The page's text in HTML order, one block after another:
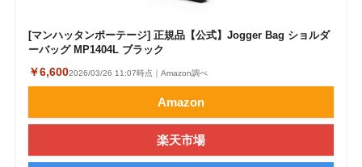
[マンハッタンポーテージ] 正規品【公式】Jogger Bag ショルダ
ーバッグ MP1404L ブラック
￥6,6002026/03/26 11:07時点｜Amazon調べ
Amazon
楽天市場